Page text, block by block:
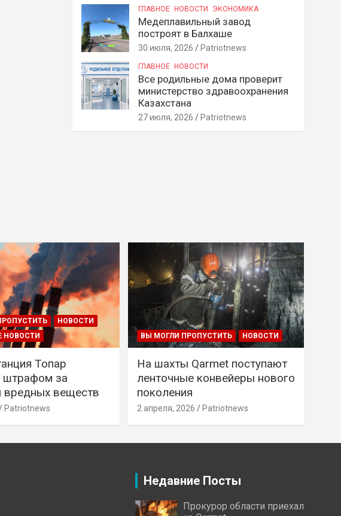
ГЛАВНОЕ НОВОСТИ ЭКОНОМИКА
Медеплавильный завод
построят в Балхаше
30 июля, 2026 Patriotnews
ГЛАВНОЕ НОВОСТИ
Все родильные дома проверит
министерство здравоохранения
Казахстана
27 июля, 2026 Patriotnews
НОВОСТИ
НОВОСТИ
Топар
штрафом за
веществ
Patriotnews
ВЫ МОГЛИ ПРОПУСТИТЬ НОВОСТИ
На шахты Qarmet поступают
ленточные конвейеры нового
поколения
2 апреля, 2026 Patriotnews
Недавние Посты
Прокурор области приехал